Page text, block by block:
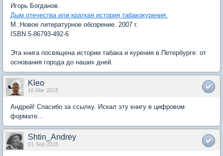
Игорь Богданов.
Дым отечества или краткая история табакокурения.
М.:Новое литературное обозрение. 2007 г.
ISBN 5-86793-492-6
Эта книга посвящена истории табака и курения в Петербурге: от
основания города до наших дней.
Kleo
16 Mar 2015
Андрей! Спасибо за ссылку. Искал эту книгу в цифровом
формате...
Shtin_Andrey
01 Sep 2015